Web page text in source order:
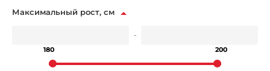
Максимальный рост, см
-
180 200